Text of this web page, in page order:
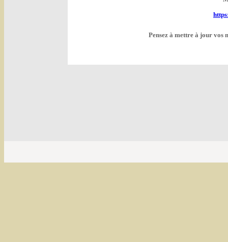
Pensez à mettre à jour vos